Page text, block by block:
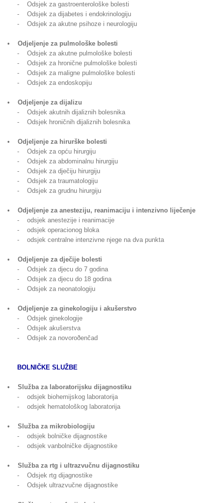
- Odsjek za gastroenterološke bolesti
- Odsjek za dijabetes i endokrinologiju
- Odsjek za akutne psihoze i neurologiju
• Odjeljenje za pulmološke bolesti
- Odsjek za akutne pulmološke bolesti
- Odsjek za hronične pulmološke bolesti
- Odsjek za maligne pulmološke bolesti
- Odsjek za endoskopiju
• Odjeljenje za dijalizu
- Odsjek akutnih dijaliznih bolesnika
- Odsjek hroničnih dijaliznih bolesnika
• Odjeljenje za hirurške bolesti
- Odsjek za opću hirurgiju
- Odsjek za abdominalnu hirurgiju
- Odsjek za dječiju hirurgiju
- Odsjek za traumatologiju
- Odsjek za grudnu hirurgiju
• Odjeljenje za anesteziju, reanimaciju i intenzivno liječenje
- odsjek anestezije i reanimacije
- odsjek operacionog bloka
- odsjek centralne intenzivne njege na dva punkta
• Odjeljenje za dječije bolesti
- Odsjek za djecu do 7 godina
- Odsjek za djecu do 18 godina
- Odsjek za neonatologiju
• Odjeljenje za ginekologiju i akušerstvo
- Odsjek ginekologije
- Odsjek akušerstva
- Odsjek za novoroðenčad
BOLNIČKE SLUŽBE
• Služba za laboratorijsku dijagnostiku
- odsjek biohemijskog laboratorija
- odsjek hematološkog laboratorija
• Služba za mikrobiologiju
- odsjek bolničke dijagnostike
- odsjek vanbolničke dijagnostike
• Služba za rtg i ultrazvučnu dijagnostiku
- Odsjek rtg dijagnostike
- Odsjek ultrazvučne dijagnostike